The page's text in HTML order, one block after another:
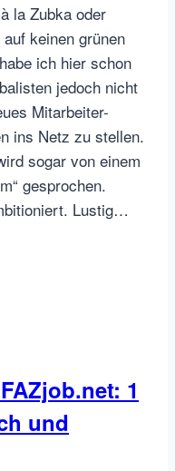
la Zubka oder
keinen grünen
ich hier schon
jedoch nicht
Mitarbeiter-
ins Netz zu stellen.
sogar von einem
gesprochen.
Lustig…
1
und